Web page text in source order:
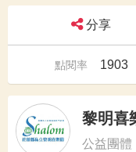
分享
點閱率 1903
黎明喜
公益團體